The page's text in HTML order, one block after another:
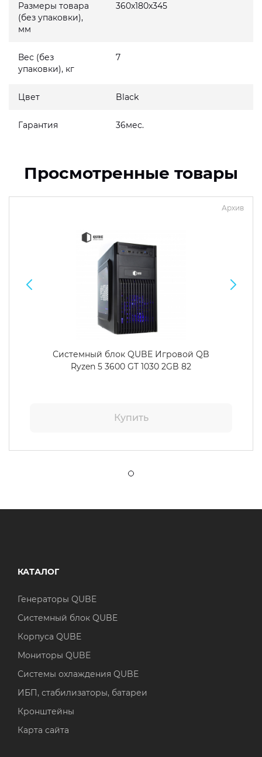
Размеры товара
(без упаковки),
мм
360x180x345
Вес (без
упаковки), кг
7
Цвет Black
Гарантия 36мес.
Просмотренные товары
Архив
Системный блок QUBE Игровой QB
Ryzen 5 3600 GT 1030 2GB 82
Купить
КАТАЛОГ
Генераторы QUBE
Системный блок QUBE
Корпуса QUBE
Мониторы QUBE
Системы охлаждения QUBE
ИБП, стабилизаторы, батареи
Кронштейны
Карта сайта